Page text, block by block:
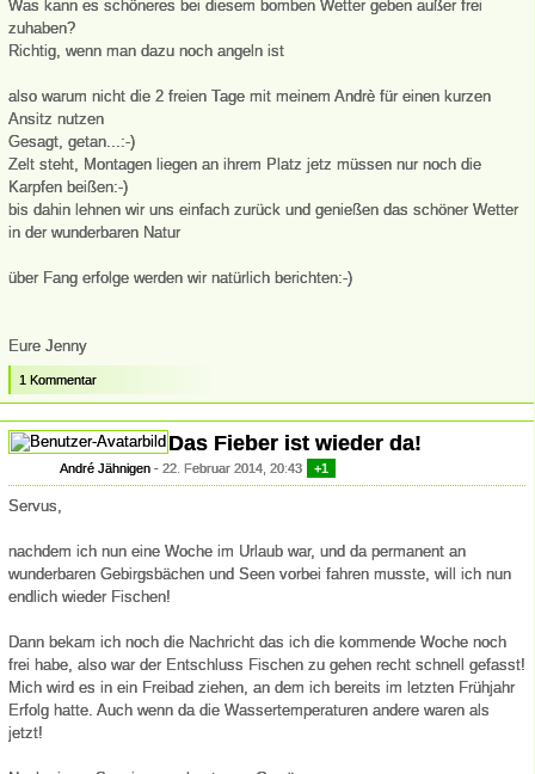
Was kann es schöneres bei diesem bomben Wetter geben außer frei
zuhaben?
Richtig, wenn man dazu noch angeln ist
also warum nicht die 2 freien Tage mit meinem Andrè für einen kurzen
Ansitz nutzen
Gesagt, getan...:-)
Zelt steht, Montagen liegen an ihrem Platz jetz müssen nur noch die
Karpfen beißen:-)
bis dahin lehnen wir uns einfach zurück und genießen das schöner Wetter
in der wunderbaren Natur
über Fang erfolge werden wir natürlich berichten:-)
Eure Jenny
1 Kommentar
Das Fieber ist wieder da!
André Jähnigen 22. Februar 2014, 20:43 +1
Servus,
nachdem ich nun eine Woche im Urlaub war, und da permanent an
wunderbaren Gebirgsbächen und Seen vorbei fahren musste, will ich nun
endlich wieder Fischen!
Dann bekam ich noch die Nachricht das ich die kommende Woche noch
frei habe, also war der Entschluss Fischen zu gehen recht schnell gefasst!
Mich wird es in ein Freibad ziehen, an dem ich bereits im letzten Frühjahr
Erfolg hatte. Auch wenn da die Wassertemperaturen andere waren als
jetzt!